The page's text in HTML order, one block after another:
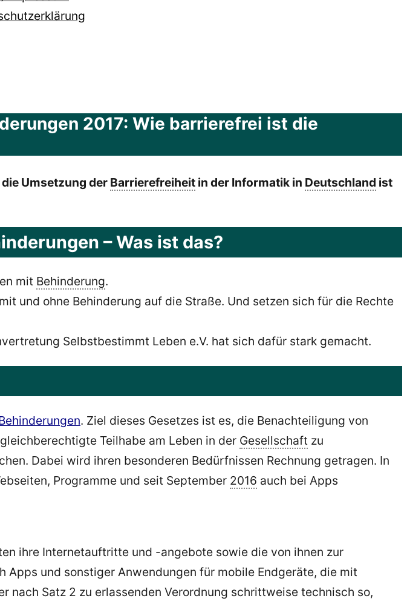
2017: Wie barrierefrei ist die
Umsetzung der Barrierefreiheit in der Informatik in Deutschland ist
– Was ist das?
mit Behinderung.
und ohne Behinderung auf die Straße. Und setzen sich für die Rechte
Selbstbestimmt Leben e.V. hat sich dafür stark gemacht.
. Ziel dieses Gesetzes ist es, die Benachteiligung von
Teilhabe am Leben in der Gesellschaft zu
Dabei wird ihren besonderen Bedürfnissen Rechnung getragen. In
Programme und seit September 2016 auch bei Apps
ihre Internetauftritte und -angebote sowie die von ihnen zur
und sonstiger Anwendungen für mobile Endgeräte, die mit
Satz 2 zu erlassenden Verordnung schrittweise technisch so,